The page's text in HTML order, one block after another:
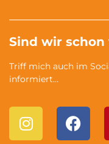
Sind wir
Triff mich auch im
informiert…